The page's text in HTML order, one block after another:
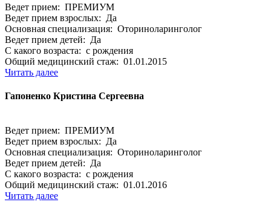
Ведет прием: ПРЕМИУМ
Ведет прием взрослых: Да
Основная специализация: Оториноларинголог
Ведет прием детей: Да
С какого возраста: с рождения
Общий медицинский стаж: 01.01.2015
Читать далее
Гапоненко Кристина Сергеевна
Ведет прием: ПРЕМИУМ
Ведет прием взрослых: Да
Основная специализация: Оториноларинголог
Ведет прием детей: Да
С какого возраста: с рождения
Общий медицинский стаж: 01.01.2016
Читать далее